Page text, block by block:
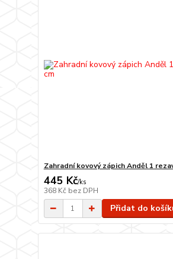
Zahradní kovový zápich Anděl 1
445 Kč/ks
368 Kč bez DPH
Přidat do